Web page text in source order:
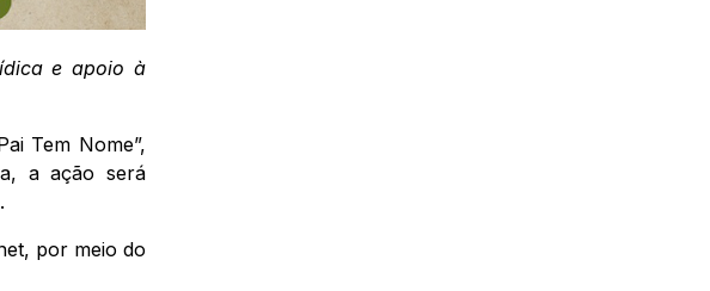
e apoio à
Tem Nome”,
a ação será
por meio do